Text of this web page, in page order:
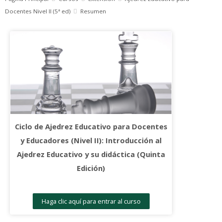
Docentes Nivel II (5ª ed)
Resumen
Ciclo de Ajedrez Educativo para Docentes
y Educadores (Nivel II): Introducción al
Ajedrez Educativo y su didáctica (Quinta
Edición)
Haga clic aquí para entrar al curso